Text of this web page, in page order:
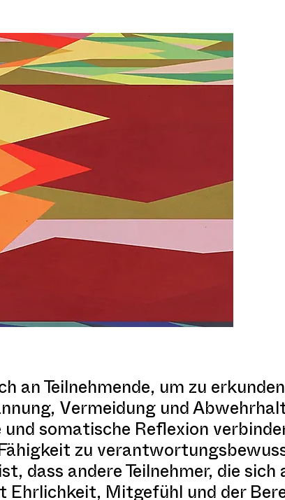
an Teilnehmende, um zu
Vermeidung und
und somatische Reflexion
Fähigkeit zu
dass andere Teilnehmer, die sich
Ehrlichkeit, Mitgefühl und der